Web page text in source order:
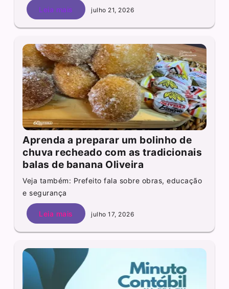
Leia mais julho 21, 2026
Aprenda a preparar um bolinho de
chuva recheado com as tradicionais
balas de banana Oliveira
Veja também: Prefeito fala sobre obras, educação
e segurança
Leia mais julho 17, 2026